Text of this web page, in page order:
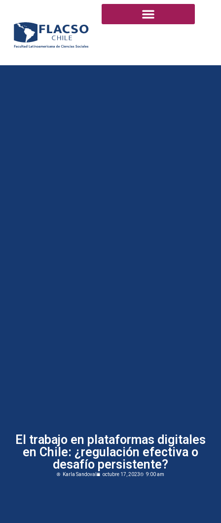
El trabajo en plataformas digitales
en Chile: ¿regulación efectiva o
desafío persistente?
Karla Sandoval octubre 17, 2023 9:00 am